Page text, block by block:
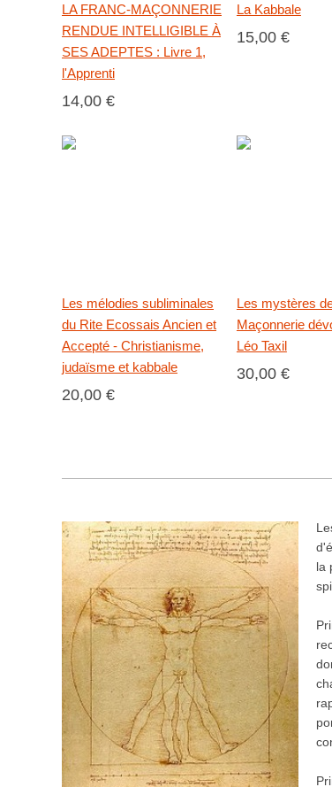
LA FRANC-MAÇONNERIE
RENDUE INTELLIGIBLE À
SES ADEPTES : Livre 1,
l'Apprenti
14,00 €
La Kabbale
15,00 €
Les mélodies subliminales
du Rite Ecossais Ancien et
Accepté - Christianisme,
judaïsme et kabbale
20,00 €
Les mystères
Maçonnerie
Léo Taxil
30,00 €
la